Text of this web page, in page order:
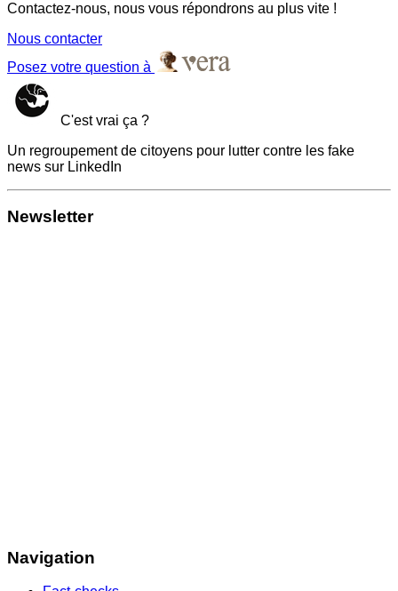
Contactez-nous, nous vous répondrons au plus vite !
Nous contacter
Posez votre question à
C'est vrai ça ?
Un regroupement de citoyens pour lutter contre les fake
news sur LinkedIn
Newsletter
Navigation